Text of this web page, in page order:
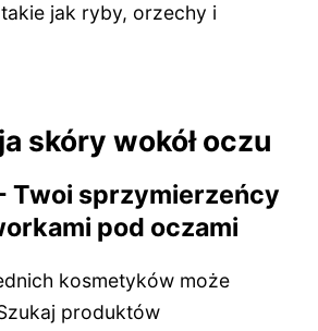
jak ryby, orzechy i
skóry wokół oczu
Twoi sprzymierzeńcy
pod oczami
kosmetyków może
produktów